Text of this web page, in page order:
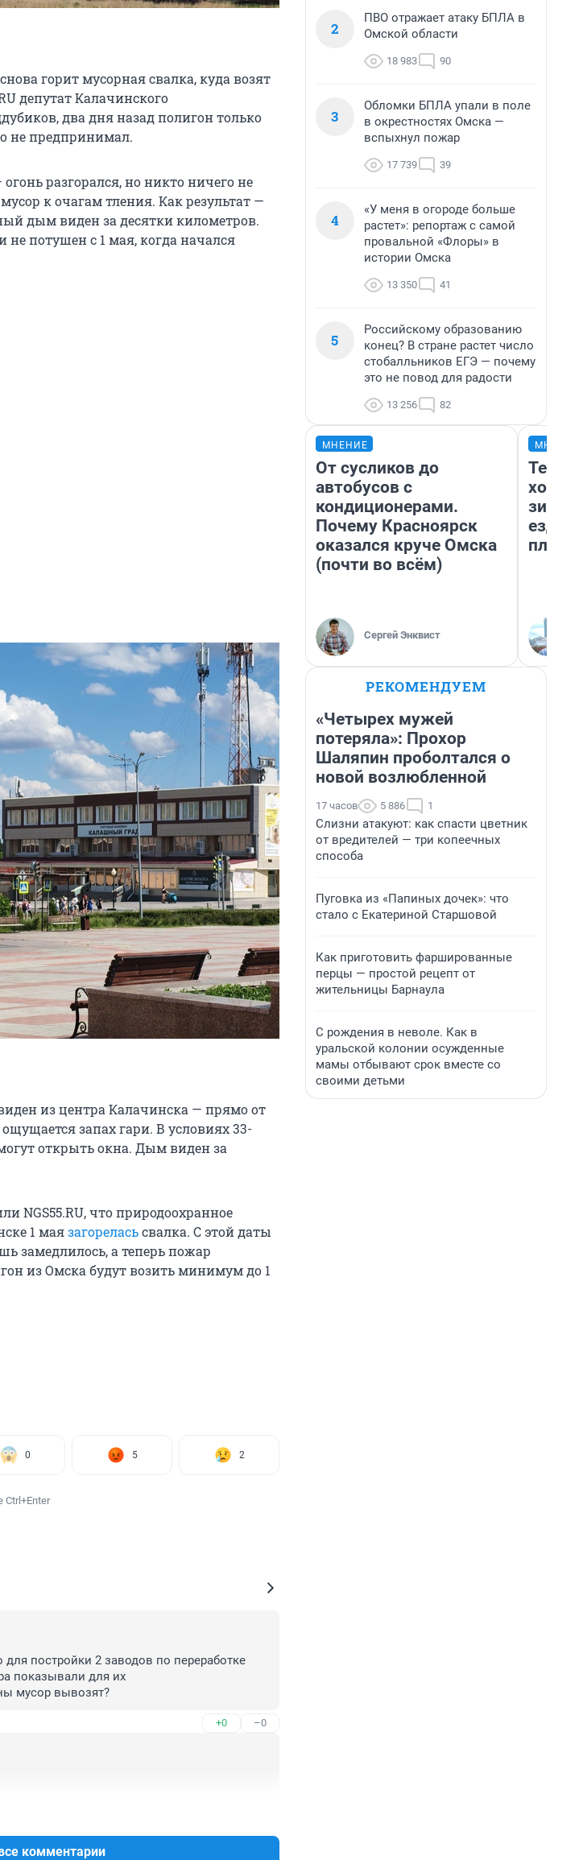
горит мусорная свалка, куда возят
депутат Калачинского
два дня назад полигон только
не предпринимал.
разгорался, но никто ничего не
к очагам тления. Как результат —
дым виден за десятки километров.
не потушен с 1 мая, когда начался
из центра Калачинска — прямо от
запах гари. В условиях 33-
открыть окна. Дым виден за
NGS55.RU, что природоохранное
1 маязагореласьсвалка. С этой даты
замедлилось, а теперь пожар
из Омска будут возить минимум до 1
0 5 2
постройки 2 заводов по переработке
показывали для их
мусор вывозят?
+0 –0
комментарии
2
ПВО отражает атаку БПЛА в
Омской области
18 983 90
3
Обломки БПЛА упали в поле
в окрестностях Омска —
вспыхнул пожар
17 739 39
4
«У меня в огороде больше
растет»: репортаж с самой
провальной «Флоры» в
истории Омска
13 350 41
5
Российскому образованию
конец? В стране растет число
стобалльников ЕГЭ — почему
это не повод для радости
13 256 82
МНЕНИЕ
От сусликов до
автобусов с
кондиционерами.
Почему Красноярск
оказался круче Омска
(почти во всём)
Сергей Энквист
ездит
РЕКОМЕНДУЕМ
«Четырех мужей
потеряла»: Прохор
Шаляпин проболтался о
новой возлюбленной
17 часов 5 886 1
Слизни атакуют: как спасти цветник
от вредителей — три копеечных
способа
Пуговка из «Папиных дочек»: что
стало с Екатериной Старшовой
Как приготовить фаршированные
перцы — простой рецепт от
жительницы Барнаула
С рождения в неволе. Как в
уральской колонии осужденные
мамы отбывают срок вместе со
своими детьми